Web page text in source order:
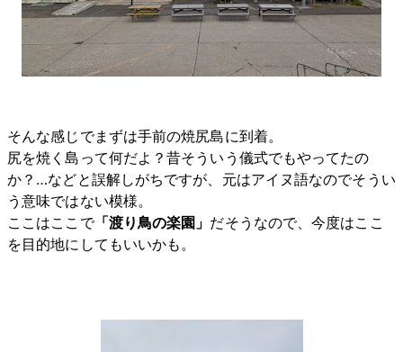
そんな感じでまずは手前の焼尻島に到着。
尻を焼く島って何だよ？昔そういう儀式でもやってたの
か？…などと誤解しがちですが、元はアイヌ語なのでそうい
う意味ではない模様。
ここはここで「渡り鳥の楽園」 だそうなので、今度はここ
を目的地にしてもいいかも。